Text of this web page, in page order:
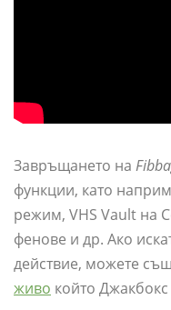
Завръщането на
функции, като
режим, VHS Vault на
фенове и др. Ако
действие, можете
живо който